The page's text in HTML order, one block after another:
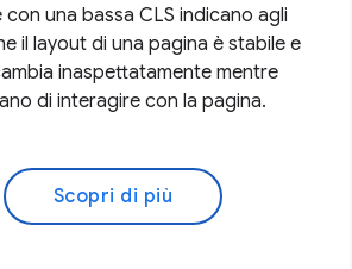
con una bassa CLS indicano agli
il layout di una pagina è stabile e
inaspettatamente mentre
di interagire con la pagina.
Scopri di più